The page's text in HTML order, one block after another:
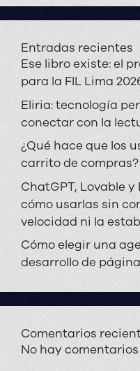
Entradas recientes
Ese libro existe: el
para la FIL Lima
Eliria: tecnología
conectar con la
¿Qué hace que los
carrito de compras?
ChatGPT, Lovable
cómo usarlas sin
velocidad ni la
Cómo elegir una
desarrollo
Comentarios
No hay